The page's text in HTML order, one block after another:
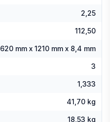
2,25
112,50
620 mm x 1210 mm x 8,4 mm
3
1,333
41,70 kg
18,53 kg